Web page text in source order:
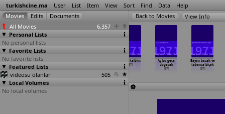
turkishcine.ma User List Item View Sort Find Data Help
All Movies
6,357
Personal Lists
No personal lists
Favorite Lists
No favorite lists
Featured Lists
videosu olanlar
505
Local Volumes
No local volumes
View Info
Askolsun
1971
Avare kalbim
1971
Ay bu gece
dogacak
1971
Bayan bacak ve
tabanca biçak
1971